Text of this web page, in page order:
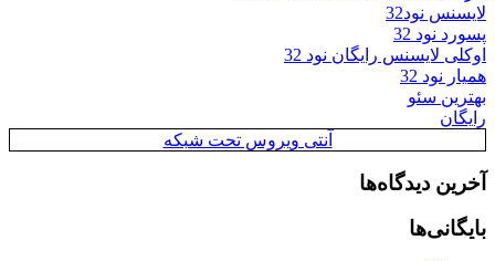
لایسنس نود32
پسورد نود 32
اوکلی لایسنس رایگان نود 32
همیار نود 32
بهترین سئو
رایگان
آنتی ویروس تحت شبکه
آخرین دیدگاه‌ها
بایگانی‌ها